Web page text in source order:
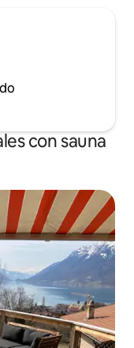
con sauna